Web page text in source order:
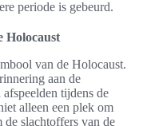
periode is gebeurd.
Holocaust
van de Holocaust.
aan de
tijdens de
alleen een plek om
slachtoffers van de